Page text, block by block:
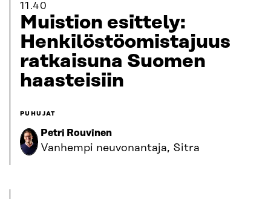
11.40
Muistion esittely:
Henkilöstöomistajuus
ratkaisuna Suomen
haasteisiin
PUHUJAT
Petri Rouvinen
Vanhempi neuvonantaja, Sitra